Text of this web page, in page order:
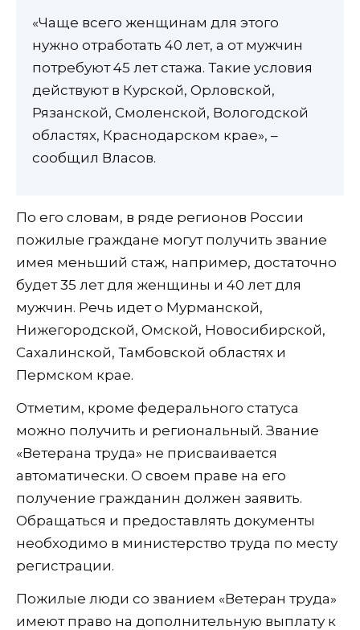
«Чаще всего женщинам для этого
нужно отработать 40 лет, а от мужчин
потребуют 45 лет стажа. Такие условия
действуют в Курской, Орловской,
Рязанской, Смоленской, Вологодской
областях, Краснодарском крае», –
сообщил Власов.
По его словам, в ряде регионов России
пожилые граждане могут получить звание
имея меньший стаж, например, достаточно
будет 35 лет для женщины и 40 лет для
мужчин. Речь идет о Мурманской,
Нижегородской, Омской, Новосибирской,
Сахалинской, Тамбовской областях и
Пермском крае.
Отметим, кроме федерального статуса
можно получить и региональный. Звание
«Ветерана труда» не присваивается
автоматически. О своем праве на его
получение гражданин должен заявить.
Обращаться и предоставлять документы
необходимо в министерство труда по месту
регистрации.
Пожилые люди со званием «Ветеран труда»
имеют право на дополнительную выплату к